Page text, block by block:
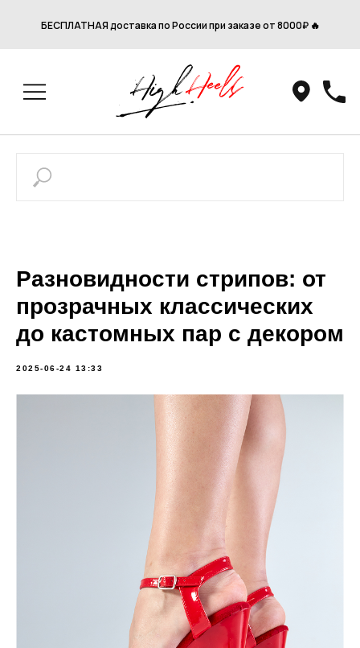
БЕСПЛАТНАЯ доставка по России при заказе от 8000₽ 🔥
Разновидности стрипов: от
прозрачных классических
до кастомных пар с декором
2025-06-24 13:33